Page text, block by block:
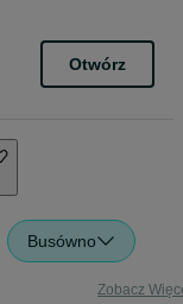
Otwórz
Busówno
Zobacz